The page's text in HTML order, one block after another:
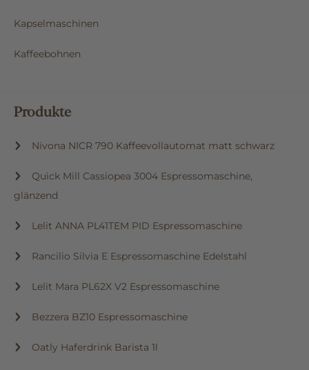
Kapselmaschinen
Kaffeebohnen
Produkte
Nivona NICR 790 Kaffeevollautomat matt schwarz
Quick Mill Cassiopea 3004 Espressomaschine,
glänzend
Lelit ANNA PL41TEM PID Espressomaschine
Rancilio Silvia E Espressomaschine Edelstahl
Lelit Mara PL62X V2 Espressomaschine
Bezzera BZ10 Espressomaschine
Oatly Haferdrink Barista 1l